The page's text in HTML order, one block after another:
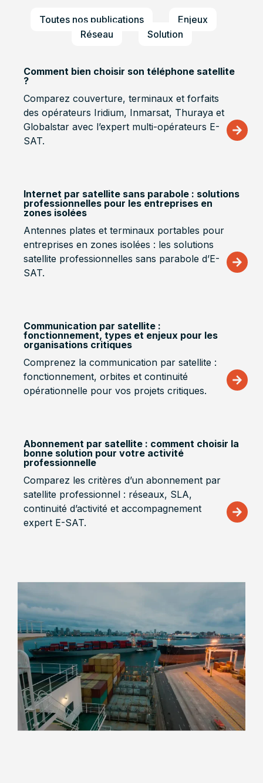
Toutes nos publications
Enjeux
Réseau
Solution
Comment bien choisir son téléphone satellite
?
Comparez couverture, terminaux et forfaits
des opérateurs Iridium, Inmarsat, Thuraya et
Globalstar avec l’expert multi-opérateurs E-
SAT.
Internet par satellite sans parabole : solutions
professionnelles pour les entreprises en
zones isolées
Antennes plates et terminaux portables pour
entreprises en zones isolées : les solutions
satellite professionnelles sans parabole d’E-
SAT.
Communication par satellite :
fonctionnement, types et enjeux pour les
organisations critiques
Comprenez la communication par satellite :
fonctionnement, orbites et continuité
opérationnelle pour vos projets critiques.
Abonnement par satellite : comment choisir la
bonne solution pour votre activité
professionnelle
Comparez les critères d’un abonnement par
satellite professionnel : réseaux, SLA,
continuité d’activité et accompagnement
expert E-SAT.